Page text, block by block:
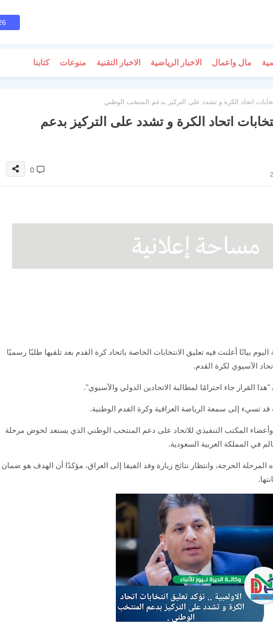
مال واعمال الاخبار الرياضية الاخبار التقنية منوعات كتابنا
اتحاد الكرة و تشدد على التركيز بدعم المنتخب الوطني .
اتحاد الكرة و تشدد على التركيز بدعم
0
بيانًا أعلنت فيه تعليق الانتخابات الخاصة باتحاد كرة القدم بعد تلقيها طلبًا رسميًا
الآسيوي لكرة القدم.
القرار جاء احترامًا لمطالبة الاتحادين الدولي والآسيوي".
تسيء إلى سمعة الرياضة العراقية وكرة القدم الوطنية.
المكتب التنفيذي للاتحاد على دعم المنتخب الوطني الذي يستعد لخوض مرحلة
في المملكة العربية السعودية.
المرحلة الحرجة، وانتظار نتائج زيارة وفد الفيفا إلى العراق، مؤكدًا أن الهدف هو ضمان